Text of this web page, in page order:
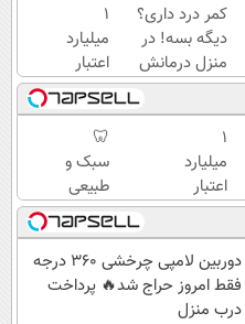
کمر درد داری؟
دیگه بسه! در
منزل درمانش
کن
(◀پرسش‌نامه)
۱
میلیارد
اعتبار
خرید
طلا |
بدون
ضامن
و چک
۱
میلیارد
اعتبار
خرید
طلا |
بدون
ضامن
و چک
🦷
سبک و
طبیعی
مثل
دندان
خودت!
نصب
دوربین لامپی چرخشی 360 درجه
فقط امروز حراج شد🔥 پرداخت
درب منزل